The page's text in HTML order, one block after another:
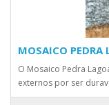
MOSAICO PEDRA
O Mosaico Pedra
externos por ser